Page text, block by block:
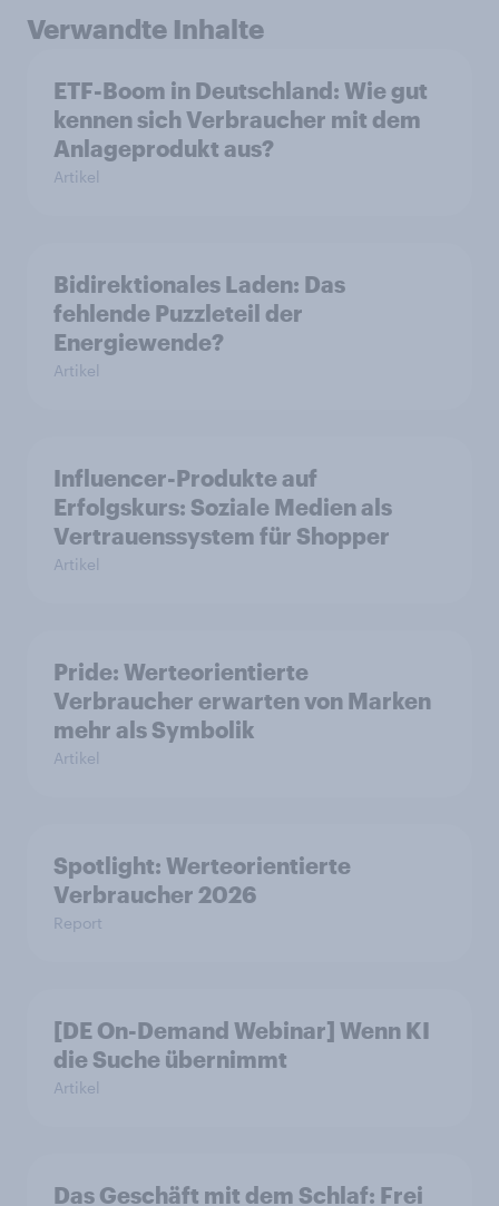
Verwandte Inhalte
ETF-Boom in Deutschland: Wie gut
kennen sich Verbraucher mit dem
Anlageprodukt aus?
Artikel
Bidirektionales Laden: Das
fehlende Puzzleteil der
Energiewende?
Artikel
Influencer-Produkte auf
Erfolgskurs: Soziale Medien als
Vertrauenssystem für Shopper
Artikel
Pride: Werteorientierte
Verbraucher erwarten von Marken
mehr als Symbolik
Artikel
Spotlight: Werteorientierte
Verbraucher 2026
Report
[DE On-Demand Webinar] Wenn KI
die Suche übernimmt
Artikel
Das Geschäft mit dem Schlaf: Frei